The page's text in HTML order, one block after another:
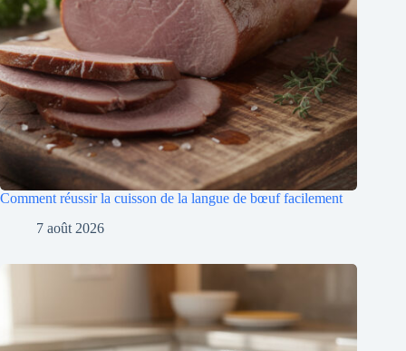
Comment réussir la cuisson de la langue de bœuf facilement
7 août 2026